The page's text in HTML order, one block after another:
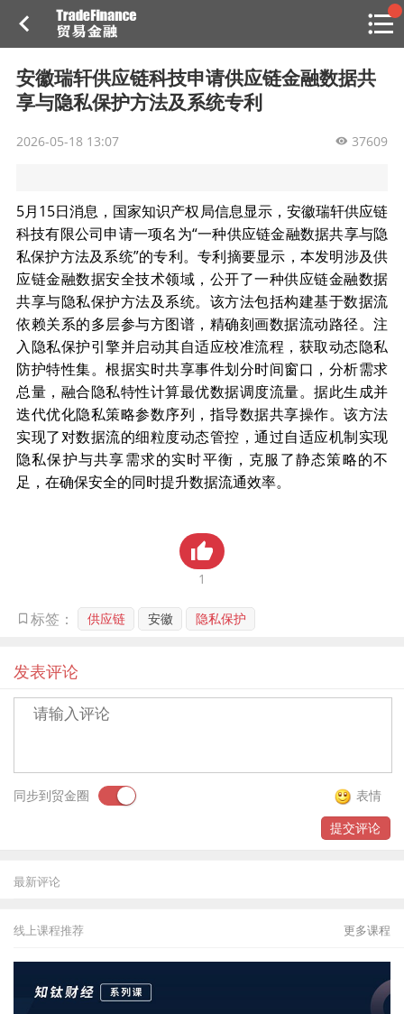
安徽瑞轩供应链科技申请供应链金融数据共
享与隐私保护方法及系统专利
2026-05-18 13:07 37609
5月15日消息，国家知识产权局信息显示，安徽瑞轩供应链
科技有限公司申请一项名为“一种供应链金融数据共享与隐
私保护方法及系统”的专利。专利摘要显示，本发明涉及供
应链金融数据安全技术领域，公开了一种供应链金融数据
共享与隐私保护方法及系统。该方法包括构建基于数据流
依赖关系的多层参与方图谱，精确刻画数据流动路径。注
入隐私保护引擎并启动其自适应校准流程，获取动态隐私
防护特性集。根据实时共享事件划分时间窗口，分析需求
总量，融合隐私特性计算最优数据调度流量。据此生成并
迭代优化隐私策略参数序列，指导数据共享操作。该方法
实现了对数据流的细粒度动态管控，通过自适应机制实现
隐私保护与共享需求的实时平衡，克服了静态策略的不
足，在确保安全的同时提升数据流通效率。
1
标签： 供应链 安徽 隐私保护
发表评论
同步到贸金圈
表情
提交评论
最新评论
线上课程推荐 更多课程
热
点
栏
目
贸金说图
专家投稿
贸金招聘
贸金微博
贸金书店
贸金投融（投融资信息平台）
活动
研习社
消息
我的
贸金书城
贸金公众号